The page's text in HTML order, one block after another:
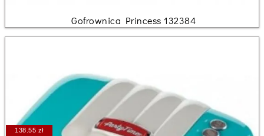
Gofrownica Princess 132384
138.55 zł